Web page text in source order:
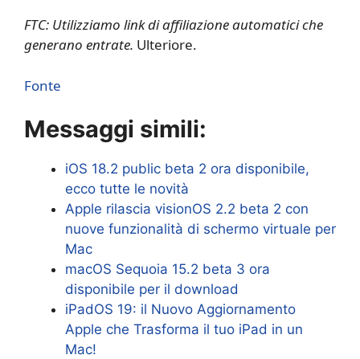
FTC: Utilizziamo link di affiliazione automatici che
generano entrate. Ulteriore.
Fonte
Messaggi simili:
iOS 18.2 public beta 2 ora disponibile,
ecco tutte le novità
Apple rilascia visionOS 2.2 beta 2 con
nuove funzionalità di schermo virtuale per
Mac
macOS Sequoia 15.2 beta 3 ora
disponibile per il download
iPadOS 19: il Nuovo Aggiornamento
Apple che Trasforma il tuo iPad in un
Mac!